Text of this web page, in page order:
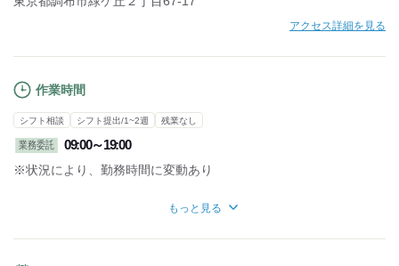
アクセス詳細を見る
作業時間
シフト相談 シフト提出/1~2週 残業なし
業務委託 09:00～19:00
※状況により、勤務時間に変動あり
【1日の流れ】
もっと見る